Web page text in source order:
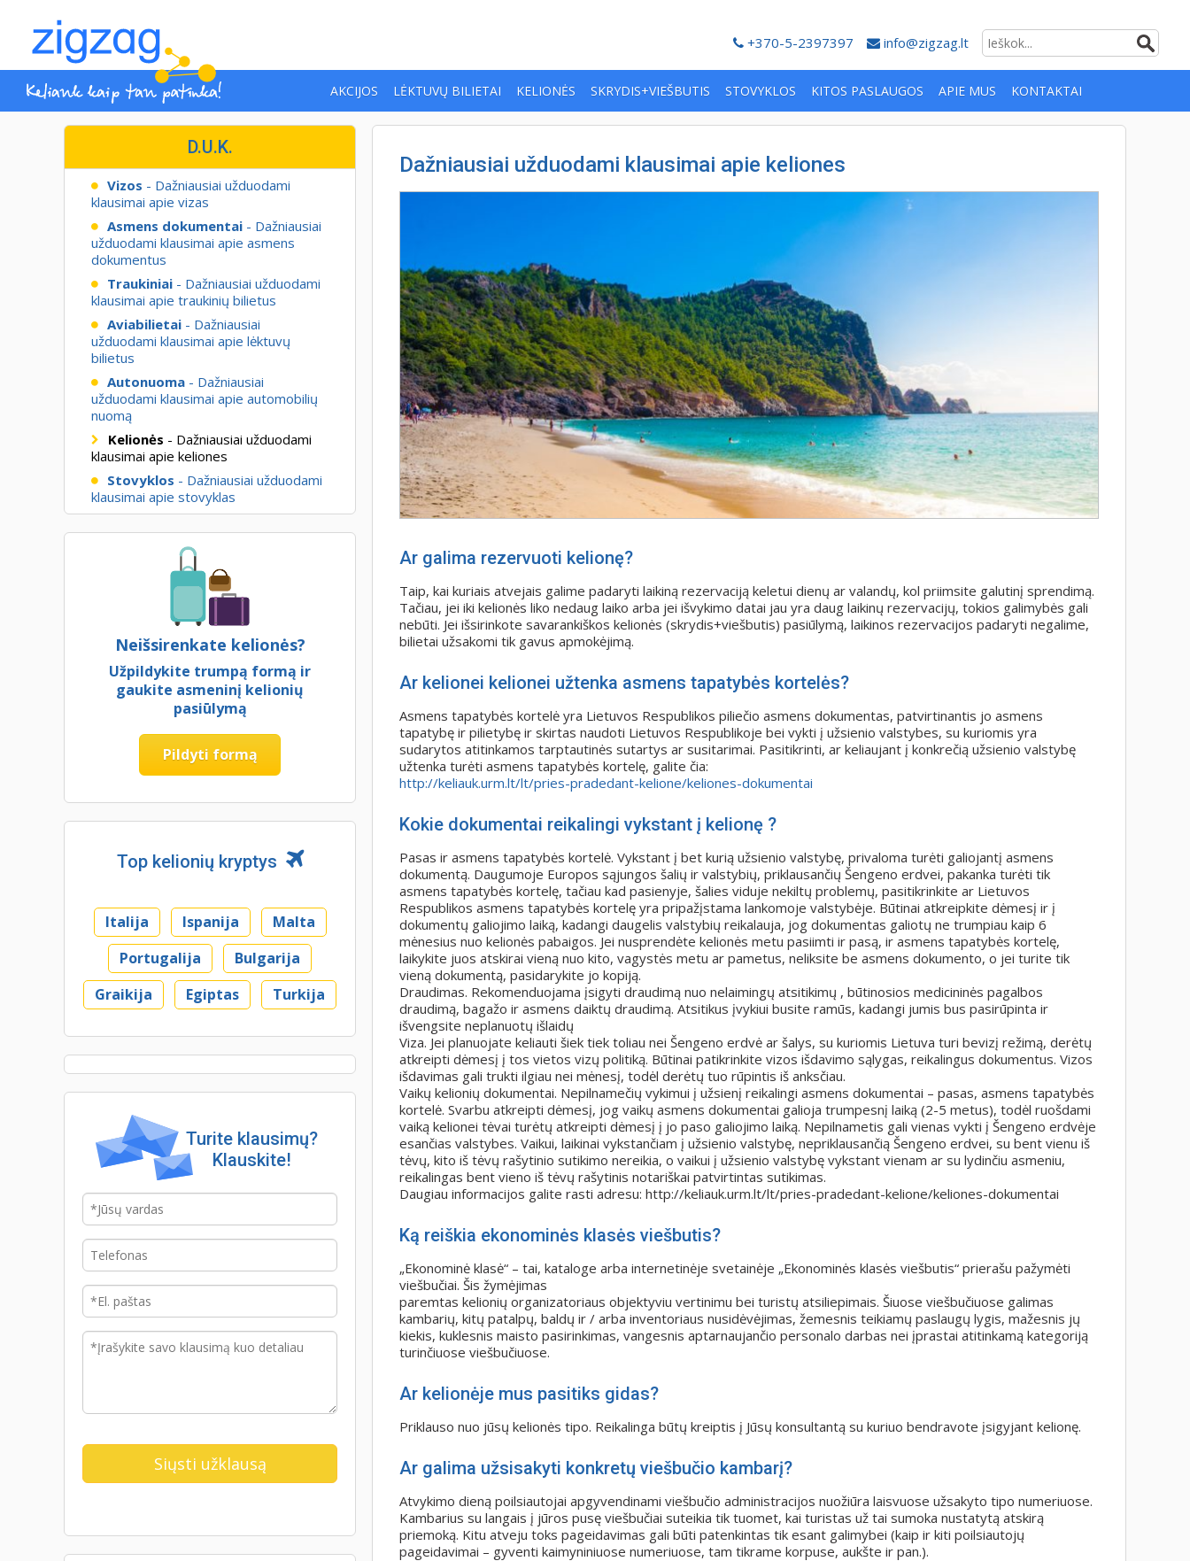
+370-5-2397397 info@zigzag.lt
AKCIJOS LĖKTUVŲ BILIETAI KELIONĖS SKRYDIS+VIEŠBUTIS STOVYKLOS KITOS PASLAUGOS APIE MUS KONTAKTAI
Dažniausiai užduodami klausimai apie keliones
Ar galima rezervuoti kelionę?
Taip, kai kuriais atvejais galime padaryti laikiną rezervaciją keletui dienų ar valandų, kol priimsite galutinį sprendimą.
Tačiau, jei iki kelionės liko nedaug laiko arba jei išvykimo datai jau yra daug laikinų rezervacijų, tokios galimybės gali
nebūti. Jei išsirinkote savarankiškos kelionės (skrydis+viešbutis) pasiūlymą, laikinos rezervacijos padaryti negalime,
bilietai užsakomi tik gavus apmokėjimą.
Ar kelionei kelionei užtenka asmens tapatybės kortelės?
Asmens tapatybės kortelė yra Lietuvos Respublikos piliečio asmens dokumentas, patvirtinantis jo asmens
tapatybę ir pilietybę ir skirtas naudoti Lietuvos Respublikoje bei vykti į užsienio valstybes, su kuriomis yra
sudarytos atitinkamos tarptautinės sutartys ar susitarimai. Pasitikrinti, ar keliaujant į konkrečią užsienio valstybę
užtenka turėti asmens tapatybės kortelę, galite čia:
http://keliauk.urm.lt/lt/pries-pradedant-kelione/keliones-dokumentai
Kokie dokumentai reikalingi vykstant į kelionę ?
Pasas ir asmens tapatybės kortelė. Vykstant į bet kurią užsienio valstybę, privaloma turėti galiojantį asmens
dokumentą. Daugumoje Europos sąjungos šalių ir valstybių, priklausančių Šengeno erdvei, pakanka turėti tik
asmens tapatybės kortelę, tačiau kad pasienyje, šalies viduje nekiltų problemų, pasitikrinkite ar Lietuvos
Respublikos asmens tapatybės kortelę yra pripažįstama lankomoje valstybėje. Būtinai atkreipkite dėmesį ir į
dokumentų galiojimo laiką, kadangi daugelis valstybių reikalauja, jog dokumentas galiotų ne trumpiau kaip 6
mėnesius nuo kelionės pabaigos. Jei nusprendėte kelionės metu pasiimti ir pasą, ir asmens tapatybės kortelę,
laikykite juos atskirai vieną nuo kito, vagystės metu ar pametus, neliksite be asmens dokumento, o jei turite tik
vieną dokumentą, pasidarykite jo kopiją.
Draudimas. Rekomenduojama įsigyti draudimą nuo nelaimingų atsitikimų , būtinosios medicininės pagalbos
draudimą, bagažo ir asmens daiktų draudimą. Atsitikus įvykiui busite ramūs, kadangi jumis bus pasirūpinta ir
išvengsite neplanuotų išlaidų
Viza. Jei planuojate keliauti šiek tiek toliau nei Šengeno erdvė ar šalys, su kuriomis Lietuva turi bevizį režimą, derėtų
atkreipti dėmesį į tos vietos vizų politiką. Būtinai patikrinkite vizos išdavimo sąlygas, reikalingus dokumentus. Vizos
išdavimas gali trukti ilgiau nei mėnesį, todėl derėtų tuo rūpintis iš anksčiau.
Vaikų kelionių dokumentai. Nepilnamečių vykimui į užsienį reikalingi asmens dokumentai – pasas, asmens tapatybės
kortelė. Svarbu atkreipti dėmesį, jog vaikų asmens dokumentai galioja trumpesnį laiką (2-5 metus), todėl ruošdami
vaiką kelionei tėvai turėtų atkreipti dėmesį į jo paso galiojimo laiką. Nepilnametis gali vienas vykti į Šengeno erdvėje
esančias valstybes. Vaikui, laikinai vykstančiam į užsienio valstybę, nepriklausančią Šengeno erdvei, su bent vienu iš
tėvų, kito iš tėvų rašytinio sutikimo nereikia, o vaikui į užsienio valstybę vykstant vienam ar su lydinčiu asmeniu,
reikalingas bent vieno iš tėvų rašytinis notariškai patvirtintas sutikimas.
Daugiau informacijos galite rasti adresu: http://keliauk.urm.lt/lt/pries-pradedant-kelione/keliones-dokumentai
Ką reiškia ekonominės klasės viešbutis?
„Ekonominė klasė“ – tai, kataloge arba internetinėje svetainėje „Ekonominės klasės viešbutis“ prierašu pažymėti
viešbučiai. Šis žymėjimas
paremtas kelionių organizatoriaus objektyviu vertinimu bei turistų atsiliepimais. Šiuose viešbučiuose galimas
kambarių, kitų patalpų, baldų ir / arba inventoriaus nusidėvėjimas, žemesnis teikiamų paslaugų lygis, mažesnis jų
kiekis, kuklesnis maisto pasirinkimas, vangesnis aptarnaujančio personalo darbas nei įprastai atitinkamą kategoriją
turinčiuose viešbučiuose.
Ar kelionėje mus pasitiks gidas?
Priklauso nuo jūsų kelionės tipo. Reikalinga būtų kreiptis į Jūsų konsultantą su kuriuo bendravote įsigyjant kelionę.
Ar galima užsisakyti konkretų viešbučio kambarį?
Atvykimo dieną poilsiautojai apgyvendinami viešbučio administracijos nuožiūra laisvuose užsakyto tipo numeriuose.
Kambarius su langais į jūros pusę viešbučiai suteikia tik tuomet, kai turistas už tai sumoka nustatytą atskirą
priemoką. Kitu atveju toks pageidavimas gali būti patenkintas tik esant galimybei (kaip ir kiti poilsiautojų
pageidavimai – gyventi kaimyniniuose numeriuose, tam tikrame korpuse, aukšte ir pan.).
D.U.K.
Vizos - Dažniausiai užduodami
klausimai apie vizas
Asmens dokumentai - Dažniausiai
užduodami klausimai apie asmens
dokumentus
Traukiniai - Dažniausiai užduodami
klausimai apie traukinių bilietus
Aviabilietai - Dažniausiai
užduodami klausimai apie lėktuvų
bilietus
Autonuoma - Dažniausiai
užduodami klausimai apie automobilių
nuomą
Kelionės - Dažniausiai užduodami
klausimai apie keliones
Stovyklos - Dažniausiai užduodami
klausimai apie stovyklas
Neišsirenkate kelionės?
Užpildykite trumpą formą ir
gaukite asmeninį kelionių
pasiūlymą
Pildyti formą
Top kelionių kryptys
Italija Ispanija
Malta
Portugalija
Bulgarija
Graikija
Egiptas Turkija
Turite klausimų?
Klauskite!